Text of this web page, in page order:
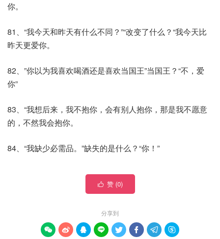
你。
81、“我今天和昨天有什么不同？”“改变了什么？“我今天比
昨天更爱你。
82、”你以为我喜欢喝酒还是喜欢当国王”当国王？“不，爱
你”
83、“我想后来，我不抱你，会有别人抱你，那是我不愿意
的，不然我会抱你。
84、“我缺少必需品。”缺失的是什么？“你！”
 赞 (0)
分享到
       